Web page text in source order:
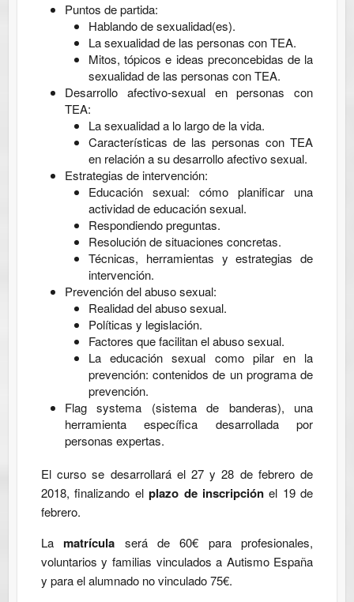
Puntos de partida:
Hablando de sexualidad(es).
La sexualidad de las personas con TEA.
Mitos, tópicos e ideas preconcebidas de la
sexualidad de las personas con TEA.
Desarrollo afectivo-sexual en personas con
TEA:
La sexualidad a lo largo de la vida.
Características de las personas con TEA
en relación a su desarrollo afectivo sexual.
Estrategias de intervención:
Educación sexual: cómo planificar una
actividad de educación sexual.
Respondiendo preguntas.
Resolución de situaciones concretas.
Técnicas, herramientas y estrategias de
intervención.
Prevención del abuso sexual:
Realidad del abuso sexual.
Políticas y legislación.
Factores que facilitan el abuso sexual.
La educación sexual como pilar en la
prevención: contenidos de un programa de
prevención.
Flag systema (sistema de banderas), una
herramienta específica desarrollada por
personas expertas.
El curso se desarrollará el 27 y 28 de febrero de
2018, finalizando elplazo de inscripciónel 19 de
febrero.
Lamatrícula será de 60€ para profesionales,
voluntarios y familias vinculados a Autismo España
y para el alumnado no vinculado 75€.